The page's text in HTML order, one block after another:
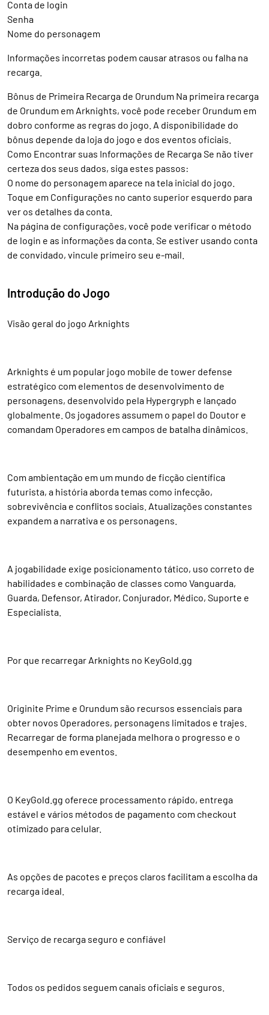
Conta de login
Senha
Nome do personagem
Informações incorretas podem causar atrasos ou falha na
recarga.
Bônus de Primeira Recarga de Orundum Na primeira recarga
de Orundum em Arknights, você pode receber Orundum em
dobro conforme as regras do jogo. A disponibilidade do
bônus depende da loja do jogo e dos eventos oficiais.
Como Encontrar suas Informações de Recarga Se não tiver
certeza dos seus dados, siga estes passos:
O nome do personagem aparece na tela inicial do jogo.
Toque em Configurações no canto superior esquerdo para
ver os detalhes da conta.
Na página de configurações, você pode verificar o método
de login e as informações da conta. Se estiver usando conta
de convidado, vincule primeiro seu e-mail.
Introdução do Jogo
Visão geral do jogo Arknights
Arknights é um popular jogo mobile de tower defense
estratégico com elementos de desenvolvimento de
personagens, desenvolvido pela Hypergryph e lançado
globalmente. Os jogadores assumem o papel do Doutor e
comandam Operadores em campos de batalha dinâmicos.
Com ambientação em um mundo de ficção científica
futurista, a história aborda temas como infecção,
sobrevivência e conflitos sociais. Atualizações constantes
expandem a narrativa e os personagens.
A jogabilidade exige posicionamento tático, uso correto de
habilidades e combinação de classes como Vanguarda,
Guarda, Defensor, Atirador, Conjurador, Médico, Suporte e
Especialista.
Por que recarregar Arknights no KeyGold.gg
Originite Prime e Orundum são recursos essenciais para
obter novos Operadores, personagens limitados e trajes.
Recarregar de forma planejada melhora o progresso e o
desempenho em eventos.
O KeyGold.gg oferece processamento rápido, entrega
estável e vários métodos de pagamento com checkout
otimizado para celular.
As opções de pacotes e preços claros facilitam a escolha da
recarga ideal.
Serviço de recarga seguro e confiável
Todos os pedidos seguem canais oficiais e seguros.